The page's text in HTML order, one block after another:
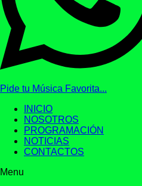
Pide tu Música Favorita...
INICIO
NOSOTROS
PROGRAMACIÓN
NOTICIAS
CONTACTOS
Menu